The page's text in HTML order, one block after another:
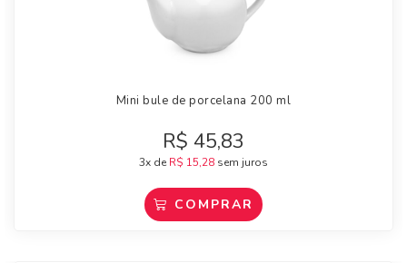
Mini bule de porcelana 200 ml
R$ 45,83
3x de R$ 15,28 sem juros
COMPRAR